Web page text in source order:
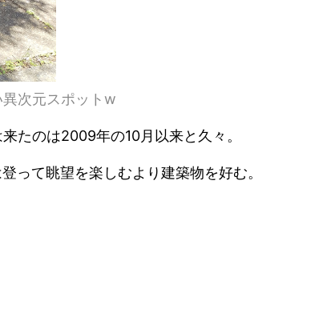
異次元スポットw
たのは2009年の10月以来と久々。
って眺望を楽しむより建築物を好む。